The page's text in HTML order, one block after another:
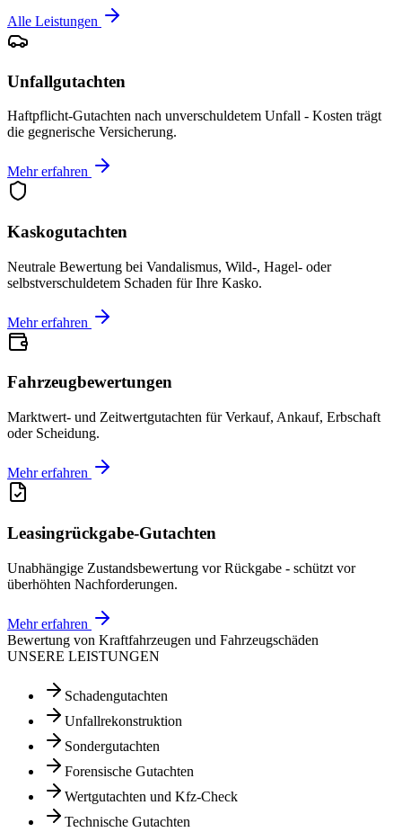
Alle Leistungen
Unfallgutachten
Haftpflicht-Gutachten nach unverschuldetem Unfall - Kosten trägt
die gegnerische Versicherung.
Mehr erfahren
Kaskogutachten
Neutrale Bewertung bei Vandalismus, Wild-, Hagel- oder
selbstverschuldetem Schaden für Ihre Kasko.
Mehr erfahren
Fahrzeugbewertungen
Marktwert- und Zeitwertgutachten für Verkauf, Ankauf, Erbschaft
oder Scheidung.
Mehr erfahren
Leasingrückgabe-Gutachten
Unabhängige Zustandsbewertung vor Rückgabe - schützt vor
überhöhten Nachforderungen.
Mehr erfahren
Bewertung von Kraftfahrzeugen und Fahrzeugschäden
UNSERE LEISTUNGEN
Schadengutachten
Unfallrekonstruktion
Sondergutachten
Forensische Gutachten
Wertgutachten und Kfz-Check
Technische Gutachten